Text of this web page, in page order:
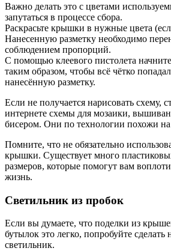
Важно делать это с цветами
запутаться в процессе сбора.
Раскрасьте крышки в нужные цвета
Нанесенную разметку необходимо
соблюдением пропорций.
С помощью клеевого пистолета
таким образом, чтобы всё чётко
нанесённую разметку.
Если не получается нарисовать схему,
интернете схемы для мозаики,
бисером. Они по технологии похожи
Помните, что не обязательно
крышки. Существует много
размеров, которые помогут вам
жизнь.
Светильник из пробок
Если вы думаете, что поделки из
бутылок это легко, попробуйте сделать
светильник.